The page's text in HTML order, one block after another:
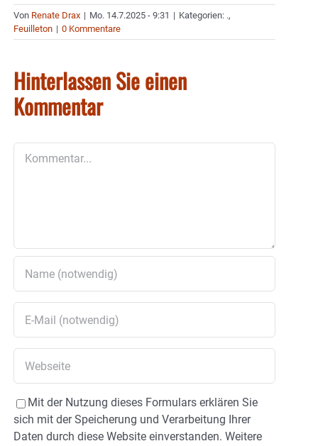
Von Renate Drax | Mo. 14.7.2025 - 9:31 | Kategorien: .,
Feuilleton | 0 Kommentare
Hinterlassen Sie einen
Kommentar
Mit der Nutzung dieses Formulars erklären Sie
sich mit der Speicherung und Verarbeitung Ihrer
Daten durch diese Website einverstanden. Weitere